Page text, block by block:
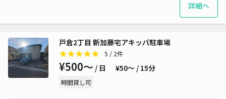
詳細へ
戸倉2丁目 新加藤宅アキッパ駐車場
5 / 2件
¥500〜 / 日 ¥50〜 / 15分
時間貸し可